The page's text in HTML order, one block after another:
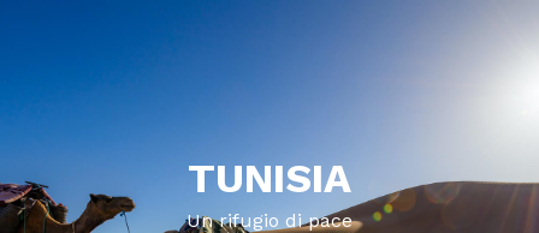
TUNISIA
Un rifugio di pace